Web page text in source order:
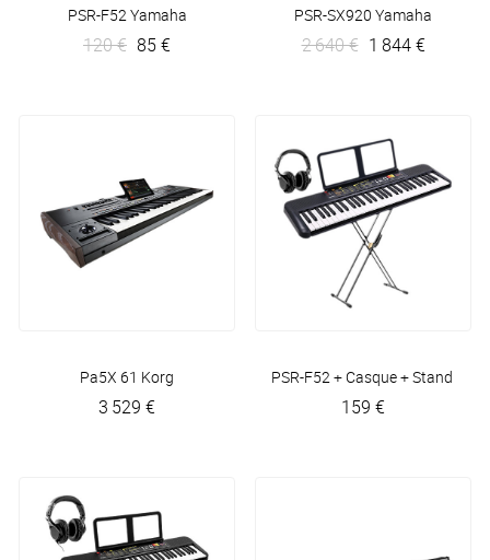
PSR-F52Yamaha
120 € 85 €
PSR-SX920 Yamaha
2 640 € 1 844 €
Pa5X 61 Korg
3 529 €
PSR-F52 + Casque + Stand
159 €